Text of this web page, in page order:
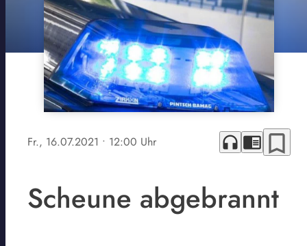
Fr., 16.07.2021 • 12:00 Uhr headphones chrome_reader_mode bookmark_border
Scheune abgebrannt